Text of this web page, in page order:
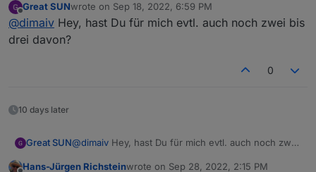
genauso aus wie die nagelneuen. Die AAA Batterien
halten mindestens 12 Monate durch.
Angebot kommt per PN. 😉
Offline
Great SUNwrote on Sep 18, 2022, 6:59 PM
last edited by
@dimaiv Hey, hast Du für mich evtl. auch noch zwei bis
drei davon?
0
10 days later
Great SUN@dimaiv Hey, hast Du für mich evtl. auch noch zwei
Hans-Jürgen Richsteinwrote on Sep 28, 2022, 2:15 PM